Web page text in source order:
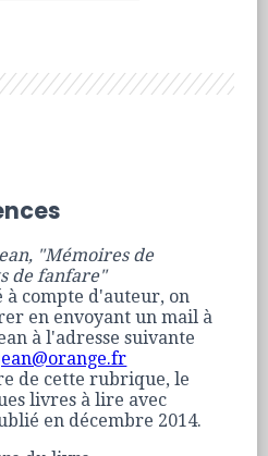
"Mémoires de
de fanfare"
à compte d'auteur, on
en envoyant un mail à
à l'adresse suivante
de cette rubrique, le
livres à lire avec
en décembre 2014.